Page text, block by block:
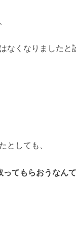
なくなりましたと
としても、
ってもらおうなん